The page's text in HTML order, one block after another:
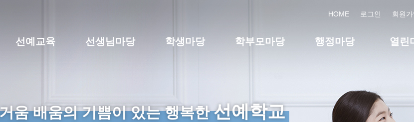
HOME 로그인 회원
선예교육 선생님마당 학생마당 학부모마당 행정마당 열린
움 배움의 기쁨이 있는 행복한선예학교